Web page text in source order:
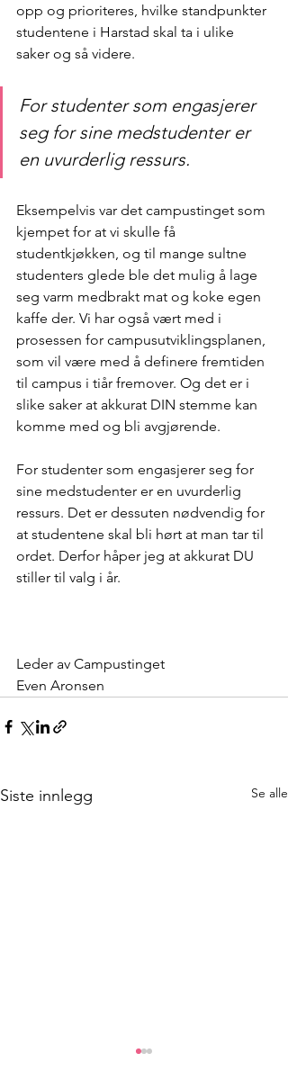
opp og prioriteres, hvilke standpunkter
studentene i Harstad skal ta i ulike
saker og så videre.
For studenter som engasjerer
seg for sine medstudenter er
en uvurderlig ressurs.
Eksempelvis var det campustinget som
kjempet for at vi skulle få
studentkjøkken, og til mange sultne
studenters glede ble det mulig å lage
seg varm medbrakt mat og koke egen
kaffe der. Vi har også vært med i
prosessen for campusutviklingsplanen,
som vil være med å definere fremtiden
til campus i tiår fremover. Og det er i
slike saker at akkurat DIN stemme kan
komme med og bli avgjørende.
For studenter som engasjerer seg for
sine medstudenter er en uvurderlig
ressurs. Det er dessuten nødvendig for
at studentene skal bli hørt at man tar til
ordet. Derfor håper jeg at akkurat DU
stiller til valg i år.
Leder av Campustinget
Even Aronsen
Siste innlegg Se alle